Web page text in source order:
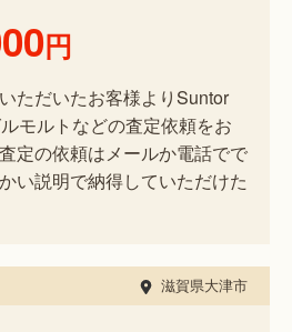
円
ただいたお客様よりSuntor
モルトなどの査定依頼をお
定の依頼はメールか電話でで
い説明で納得していただけた
滋賀県大津市